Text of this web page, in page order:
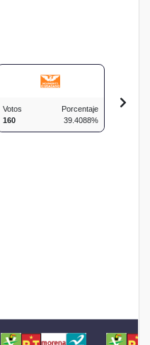
Votos
160
Porcentaje
39.4088%
Votos